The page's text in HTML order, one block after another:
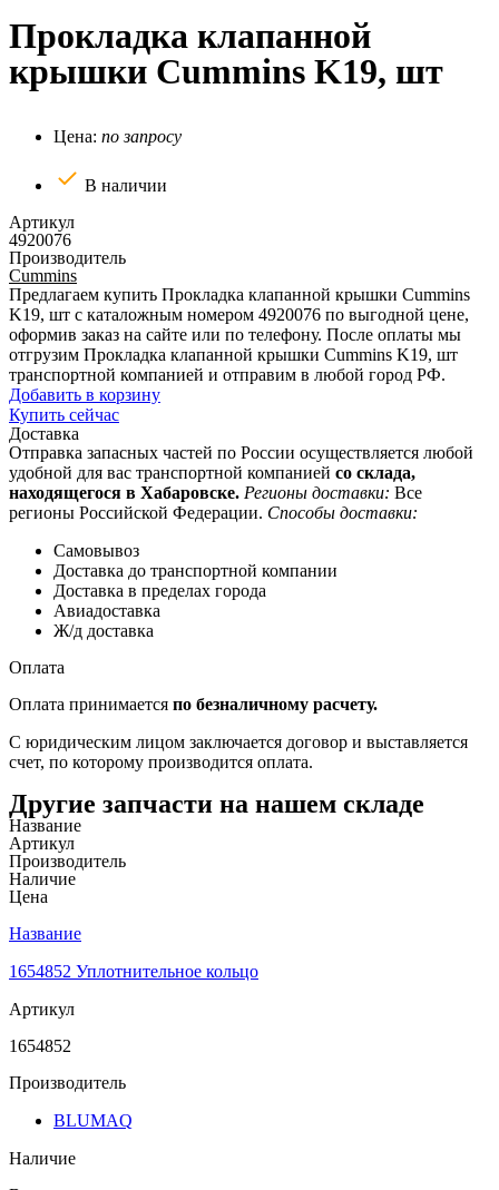
Прокладка клапанной
крышки Cummins K19, шт
Цена: по запросу
В наличии
Артикул
4920076
Производитель
Cummins
Предлагаем купить Прокладка клапанной крышки Cummins
K19, шт с каталожным номером 4920076 по выгодной цене,
оформив заказ на сайте или по телефону. После оплаты мы
отгрузим Прокладка клапанной крышки Cummins K19, шт
транспортной компанией и отправим в любой город РФ.
Добавить в корзину
Купить сейчас
Доставка
Отправка запасных частей по России осуществляется любой
удобной для вас транспортной компанией со склада,
находящегося в Хабаровске. Регионы доставки: Все
регионы Российской Федерации. Способы доставки:
Самовывоз
Доставка до транспортной компании
Доставка в пределах города
Авиадоставка
Ж/д доставка
Оплата
Оплата принимается по безналичному расчету.
С юридическим лицом заключается договор и выставляется
счет, по которому производится оплата.
Другие запчасти на нашем складе
Название
Артикул
Производитель
Наличие
Цена
Название
1654852 Уплотнительное кольцо
Артикул
1654852
Производитель
BLUMAQ
Наличие